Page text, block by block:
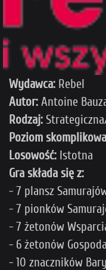
Wydawca: Rebel
Autor: Antoine
Rodzaj:
Poziom
Losowość: Istotna
Gra składa się z:
- 7 plansz
- 7 pionków
- 7 żetonów
- 6 żetonów
- 10 znaczników